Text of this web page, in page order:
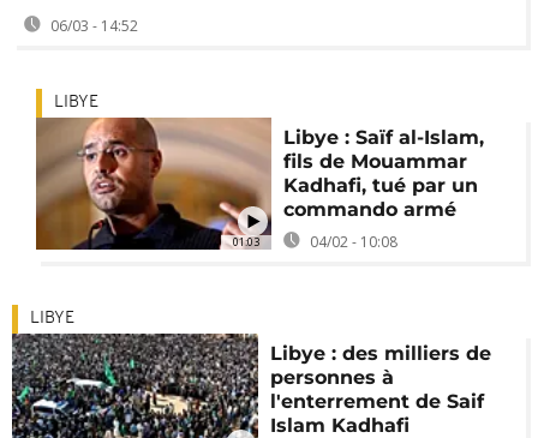
06/03 - 14:52
01:03
LIBYE
Libye : Saïf al-Islam,
fils de Mouammar
Kadhafi, tué par un
commando armé
04/02 - 10:08
LIBYE
Libye : des milliers de
personnes à
l'enterrement de Saif
Islam Kadhafi